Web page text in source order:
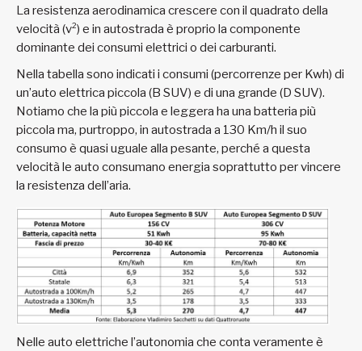
La resistenza aerodinamica crescere con il quadrato della
velocità (v²) e in autostrada è proprio la componente
dominante dei consumi elettrici o dei carburanti.
Nella tabella sono indicati i consumi (percorrenze per Kwh) di
un’auto elettrica piccola (B SUV) e di una grande (D SUV).
Notiamo che la più piccola e leggera ha una batteria più
piccola ma, purtroppo, in autostrada a 130 Km/h il suo
consumo è quasi uguale alla pesante, perché a questa
velocità le auto consumano energia soprattutto per vincere
la resistenza dell’aria.
Nelle auto elettriche l’autonomia che conta veramente è